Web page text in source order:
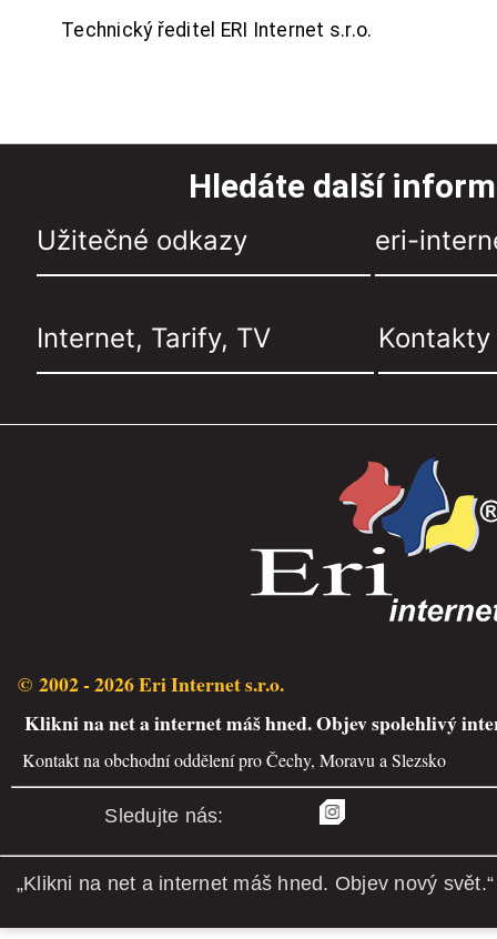
Technický ředitel ERI Internet s.r.o.
Hledáte další
Užitečné odkazy eri-
Internet, Tarify, TV Kontakty
© 2002 - 2026 Eri Internet s.r.o.
Klikni na net a internet máš hned. Objev spolehlivý
Kontakt na obchodní oddělení pro Čechy, Moravu a Slezsko
Sledujte nás:
„Klikni na net a internet máš hned. Objev nový svět.“